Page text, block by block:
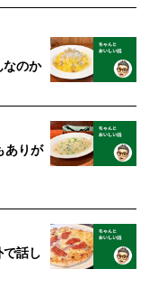
なのか
ありが
で話し